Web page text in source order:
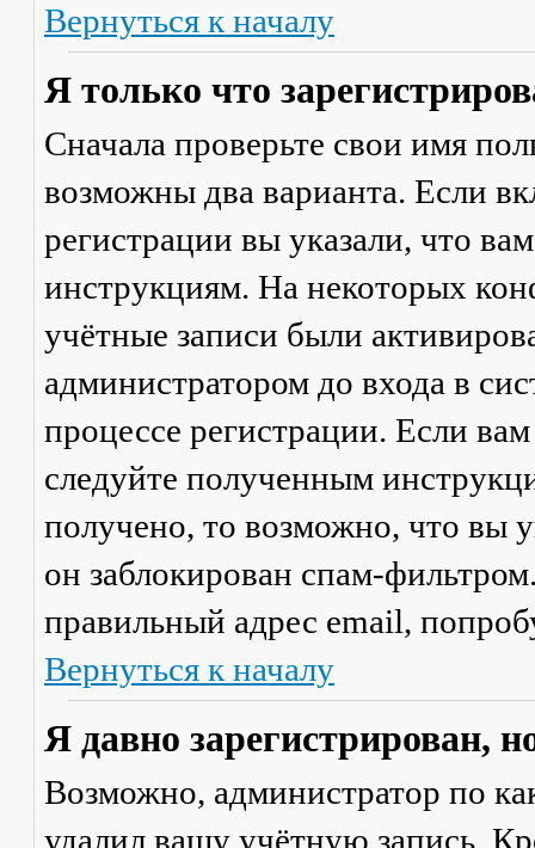
Вернуться к началу
Я только что
Сначала проверьте свои имя
возможны два варианта. Если
регистрации вы указали, что
инструкциям. На некоторых
учётные записи были
администратором до входа в
процессе регистрации. Если
следуйте полученным
получено, то возможно, что вы
он заблокирован спам-
правильный адрес email,
Вернуться к началу
Я давно зарегистрирован,
Возможно, администратор по
удалил вашу учётную запись.